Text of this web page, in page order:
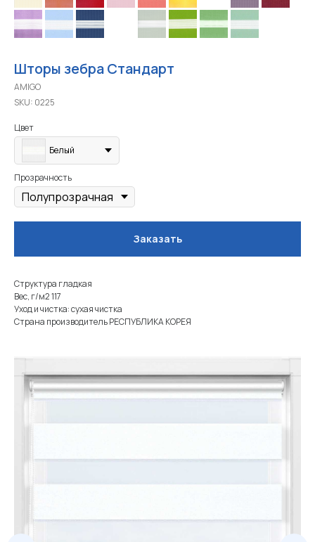
Шторы зебра Стандарт
AMIGO
SKU: 0225
Цвет
Белый
Прозрачность
Заказать
Структура гладкая
Вес, г/м2 117
Уход и чистка: сухая чистка
Страна производитель РЕСПУБЛИКА КОРЕЯ